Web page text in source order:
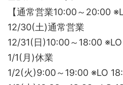
【通常営業10:00～20:00
12/30(土)通常営業
12/31(日)10:00～18:00
1/1(月)休業
1/2(火)9:00～19:00 ※LO